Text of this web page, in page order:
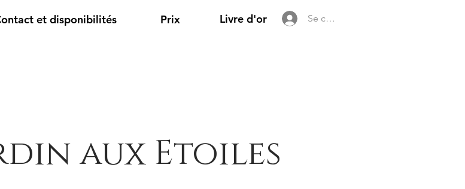
et disponibilités Prix Livre d'or Se connecter
aux Etoiles